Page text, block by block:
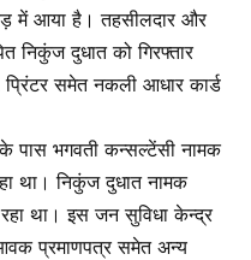
में आया है। तहसीलदार और
निकुंज दुधात को गिरफ्तार
समेत नकली आधार कार्ड
पास भगवती कन्सल्टेंसी नामक
था। निकुंज दुधात नामक
था। इस जन सुविधा केन्द्र
प्रमाणपत्र समेत अन्य